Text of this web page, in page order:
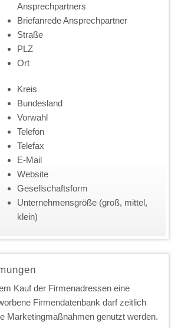
Ansprechpartners
Briefanrede Ansprechpartner
Straße
PLZ
Ort
Kreis
Bundesland
Vorwahl
Telefon
Telefax
E-Mail
Website
Gesellschaftsform
Unternehmensgröße (groß, mittel,
klein)
Kauf der Firmenadressen eine
Firmendatenbank darf zeitlich
Marketingmaßnahmen genutzt werden.